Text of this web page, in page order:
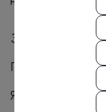
Заболевания
Гастриты
Язвенная болезнь